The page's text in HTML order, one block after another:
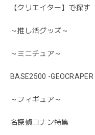
【クリエイター】で探す
～推し活グッズ～
～ミニチュア～
BASE2500 -GEOCRAPER
～フィギュア～
名探偵コナン特集